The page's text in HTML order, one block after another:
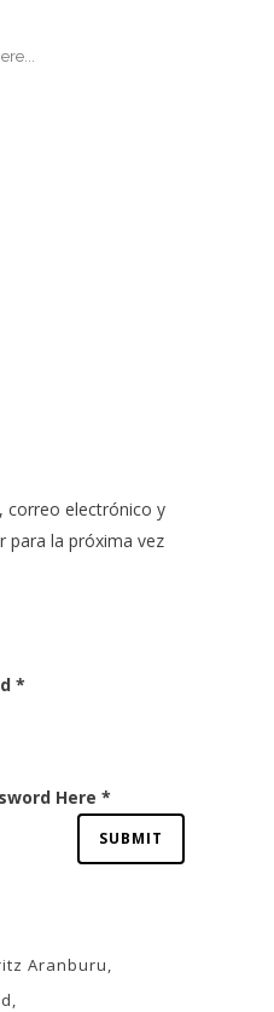
correo electrónico y
para la próxima vez
*
Here *
Aranburu